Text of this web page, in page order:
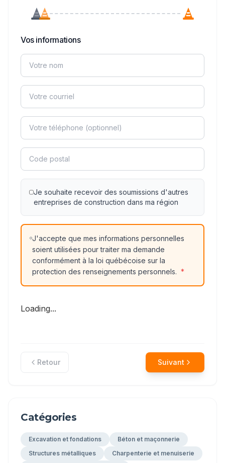
Vos informations
Je souhaite recevoir des soumissions d'autres
entreprises de construction dans ma région
J'accepte que mes informations personnelles
soient utilisées pour traiter ma demande
conformément à la loi québécoise sur la
protection des renseignements personnels. *
Loading...
Retour Suivant
Catégories
Excavation et fondations
Béton et maçonnerie
Structures métalliques
Charpenterie et menuiserie